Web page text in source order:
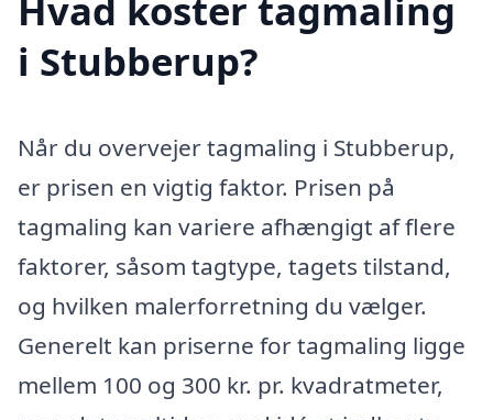
Hvad koster tagmaling
i Stubberup?
Når du overvejer tagmaling i Stubberup,
er prisen en vigtig faktor. Prisen på
tagmaling kan variere afhængigt af flere
faktorer, såsom tagtype, tagets tilstand,
og hvilken malerforretning du vælger.
Generelt kan priserne for tagmaling ligge
mellem 100 og 300 kr. pr. kvadratmeter,